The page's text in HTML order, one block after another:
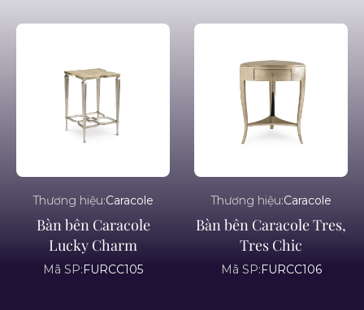
Thương hiệu:Caracole
Bàn bên Caracole
Lucky Charm
Mã SP:FURCC105
Thương hiệu:Caracole
Bàn bên Caracole Tres,
Tres Chic
Mã SP:FURCC106